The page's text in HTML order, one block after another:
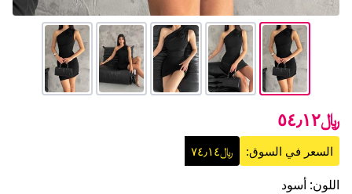
﷼٥٤٫١٢
السعر في السوق: ﷼٧٤٫١٤
اللون: أسود